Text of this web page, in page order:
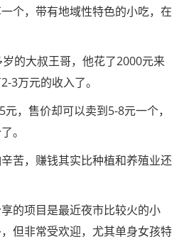
，带有地域性特色的小吃，在
的大叔王哥，他花了2000元来
3万元的收入了。
，售价却可以卖到5-8元一个，
。
，赚钱其实比种植和养殖业还
项目是最近夜市比较火的小
但非常受欢迎，尤其单身女孩特